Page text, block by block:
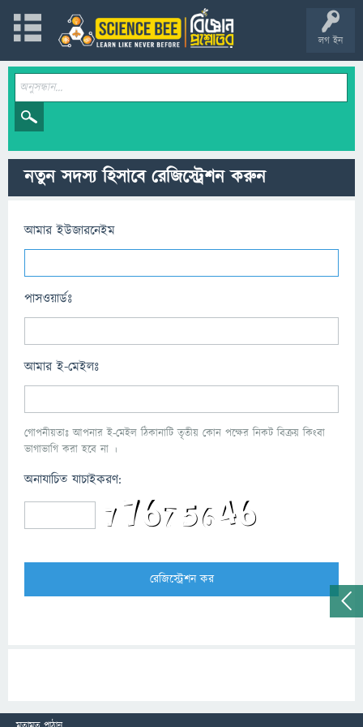
লগ ইন
নতুন সদস্য হিসাবে রেজিস্ট্রেশন করুন
আমার ইউজারনেইম
পাসওয়ার্ডঃ
আমার ই-মেইলঃ
গোপনীয়তাঃ আপনার ই-মেইল ঠিকানাটি তৃতীয় কোন পক্ষের নিকট বিক্রয় কিংবা
ভাগাভাগি করা হবে না ।
অনাযাচিত যাচাইকরণ: